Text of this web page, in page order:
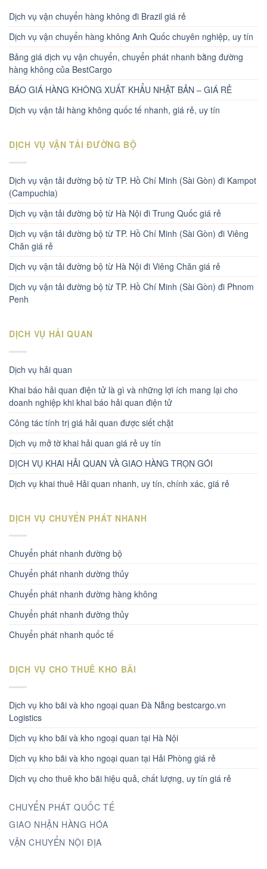
Dịch vụ vận chuyển hàng không đi Brazil giá rẻ
Dịch vụ vận chuyển hàng không Anh Quốc chuyên nghiệp, uy tín
Bảng giá dịch vụ vận chuyển, chuyển phát nhanh bằng đường
hàng không của BestCargo
BÁO GIÁ HÀNG KHÔNG XUẤT KHẨU NHẬT BẢN – GIÁ RẺ
Dịch vụ vận tải hàng không quốc tế nhanh, giá rẻ, uy tín
DỊCH VỤ VẬN TẢI ĐƯỜNG BỘ
Dịch vụ vận tải đường bộ từ TP. Hồ Chí Minh (Sài Gòn) đi Kampot
(Campuchia)
Dịch vụ vận tải đường bộ từ Hà Nội đi Trung Quốc giá rẻ
Dịch vụ vận tải đường bộ từ TP. Hồ Chí Minh (Sài Gòn) đi Viêng
Chăn giá rẻ
Dịch vụ vận tải đường bộ từ Hà Nội đi Viêng Chăn giá rẻ
Dịch vụ vận tải đường bộ từ TP. Hồ Chí Minh (Sài Gòn) đi Phnom
Penh
DỊCH VỤ HẢI QUAN
Dịch vụ hải quan
Khai báo hải quan điện tử là gì và những lợi ích mang lại cho
doanh nghiệp khi khai báo hải quan điện tử
Công tác tính trị giá hải quan được siết chặt
Dịch vụ mở tờ khai hải quan giá rẻ uy tín
DỊCH VỤ KHAI HẢI QUAN VÀ GIAO HÀNG TRỌN GÓI
Dịch vụ khai thuê Hải quan nhanh, uy tín, chính xác, giá rẻ
DỊCH VỤ CHUYỂN PHÁT NHANH
Chuyển phát nhanh đường bộ
Chuyển phát nhanh dường thủy
Chuyển phát nhanh đường hàng không
Chuyển phát nhanh đường thủy
Chuyển phát nhanh quốc tế
DỊCH VỤ CHO THUÊ KHO BÃI
Dịch vụ kho bãi và kho ngoại quan Đà Nẵng bestcargo.vn
Logistics
Dịch vụ kho bãi và kho ngoại quan tại Hà Nội
Dịch vụ kho bãi và kho ngoại quan tại Hải Phòng giá rẻ
Dịch vụ cho thuê kho bãi hiệu quả, chất lượng, uy tín giá rẻ
CHUYỂN PHÁT QUỐC TẾ
GIAO NHẬN HÀNG HÓA
VẬN CHUYỂN NỘI ĐỊA